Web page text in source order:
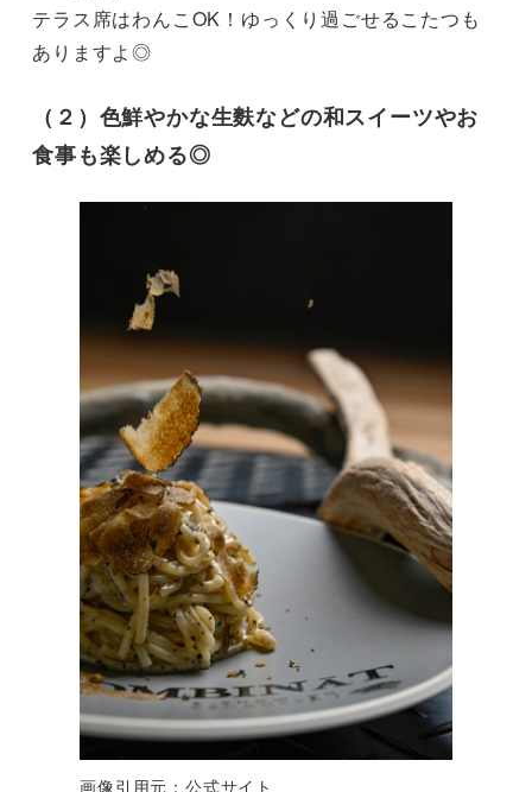
テラス席はわんこOK！ゆっくり過ごせるこたつも
ありますよ◎
（２）色鮮やかな生麩などの和スイーツやお
食事も楽しめる◎
画像引用元：公式サイト